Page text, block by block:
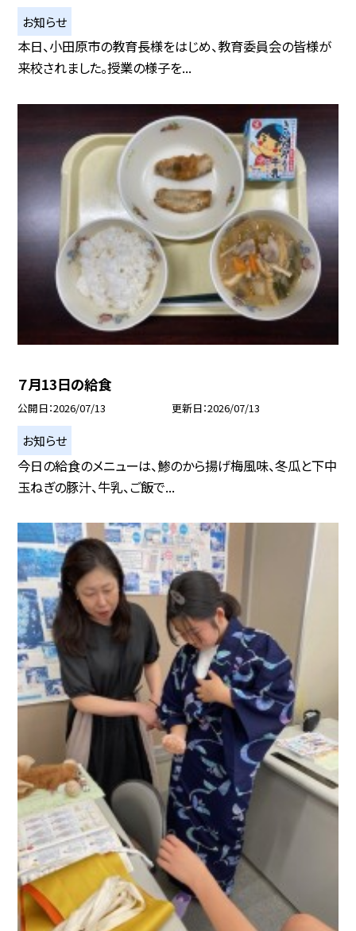
お知らせ
本日、小田原市の教育長様をはじめ、教育委員会の皆様が
来校されました。授業の様子を...
７月13日の給食
公開日 2026/07/13 更新日 2026/07/13
お知らせ
今日の給食のメニューは、鯵のから揚げ梅風味、冬瓜と下中
玉ねぎの豚汁、牛乳、ご飯で...